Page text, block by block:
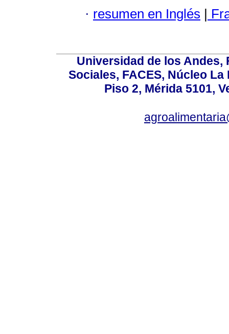
· resumen en Inglés |
Universidad de los Andes,
Sociales, FACES, Núcleo
Piso 2, Mérida 5101,